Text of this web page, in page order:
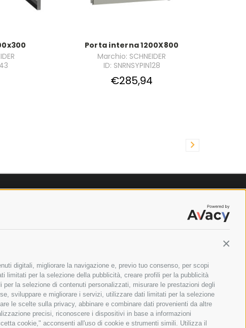
digitali, migliorare la navigazione e, previo tuo consenso, per scopi
limitati per la selezione della pubblicità, creare profili per la pubblicità
la selezione di contenuti personalizzati, misurare le prestazioni degli
sviluppare e migliorare i servizi, utilizzare dati limitati per la selezione
le scelte sulla privacy, abbinare e combinare dati provenienti da altre
precisi, riconoscere i dispositivi in base a informazioni
cookie," acconsenti all'uso di cookie e strumenti simili. Utilizza il
Porta interna 1200X800
Marchio: SCHNEIDER
ID: SNRNSYPIN128
€285,94